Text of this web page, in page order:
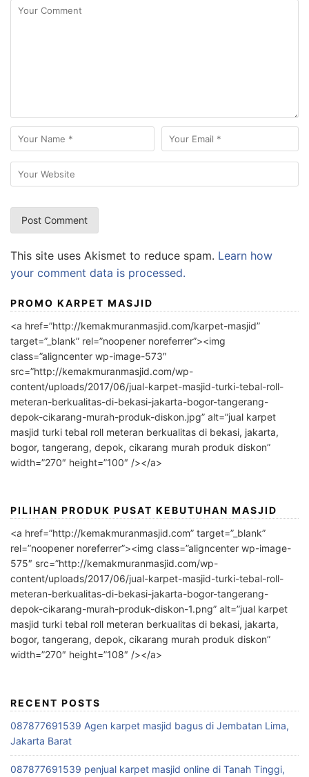
This site uses Akismet to reduce spam. Learn how
your comment data is processed.
PROMO KARPET MASJID
<a href=”http://kemakmuranmasjid.com/karpet-masjid”
target=”_blank” rel=”noopener noreferrer”><img
class=”aligncenter wp-image-573″
src=”http://kemakmuranmasjid.com/wp-
content/uploads/2017/06/jual-karpet-masjid-turki-tebal-roll-
meteran-berkualitas-di-bekasi-jakarta-bogor-tangerang-
depok-cikarang-murah-produk-diskon.jpg” alt=”jual karpet
masjid turki tebal roll meteran berkualitas di bekasi, jakarta,
bogor, tangerang, depok, cikarang murah produk diskon”
width=”270″ height=”100″ /></a>
PILIHAN PRODUK PUSAT KEBUTUHAN MASJID
<a href=”http://kemakmuranmasjid.com” target=”_blank”
rel=”noopener noreferrer”><img class=”aligncenter wp-image-
575″ src=”http://kemakmuranmasjid.com/wp-
content/uploads/2017/06/jual-karpet-masjid-turki-tebal-roll-
meteran-berkualitas-di-bekasi-jakarta-bogor-tangerang-
depok-cikarang-murah-produk-diskon-1.png” alt=”jual karpet
masjid turki tebal roll meteran berkualitas di bekasi, jakarta,
bogor, tangerang, depok, cikarang murah produk diskon”
width=”270″ height=”108″ /></a>
RECENT POSTS
087877691539 Agen karpet masjid bagus di Jembatan Lima,
Jakarta Barat
087877691539 penjual karpet masjid online di Tanah Tinggi,